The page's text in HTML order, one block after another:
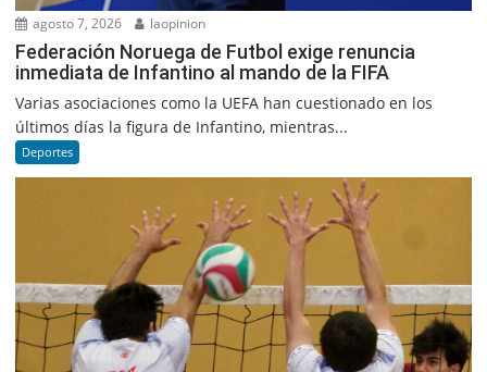
agosto 7, 2026 laopinion
Federación Noruega de Futbol exige renuncia
inmediata de Infantino al mando de la FIFA
Varias asociaciones como la UEFA han cuestionado en los
últimos días la figura de Infantino, mientras...
Deportes